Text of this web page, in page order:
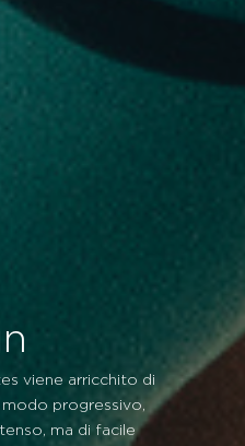
viene arricchito di
progressivo,
ma di facile